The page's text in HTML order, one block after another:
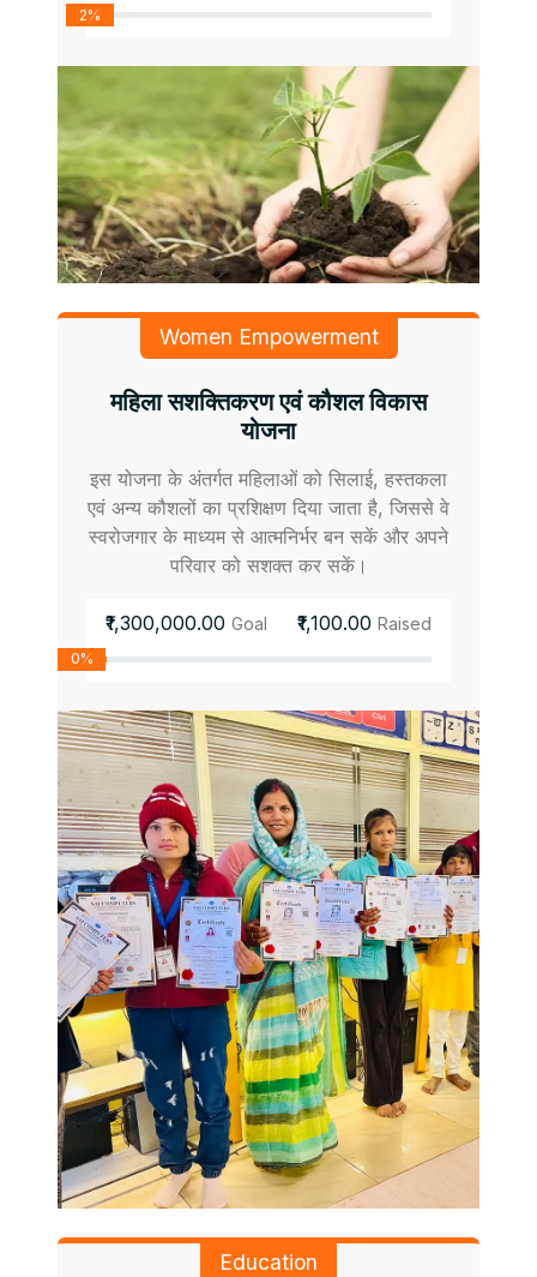
2%
Women Empowerment
महिला सशक्तिकरण एवं कौशल विकास
योजना
इस योजना के अंतर्गत महिलाओं को सिलाई, हस्तकला
एवं अन्य कौशलों का प्रशिक्षण दिया जाता है, जिससे वे
स्वरोजगार के माध्यम से आत्मनिर्भर बन सकें और अपने
परिवार को सशक्त कर सकें।
₹1,300,000.00 Goal ₹1,100.00 Raised
0%
Education